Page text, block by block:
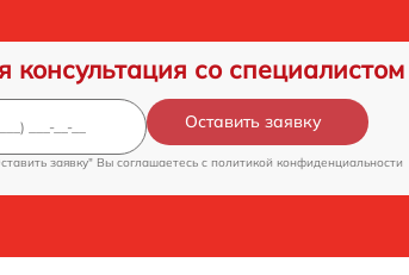
консультация со специалистом
Оставить заявку
заявку" Вы соглашаетесь c политикой конфиденциальности